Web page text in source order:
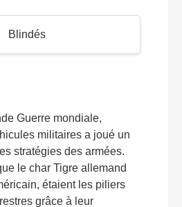
Blindés
Guerre mondiale,
militaires a joué un
stratégies des armées.
le char Tigre allemand
étaient les piliers
grâce à leur